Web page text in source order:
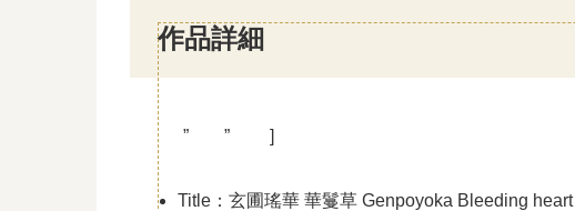
作品詳細
” ” ]
Title：玄圃瑤華 華鬘草 Genpoyoka Bleeding heart